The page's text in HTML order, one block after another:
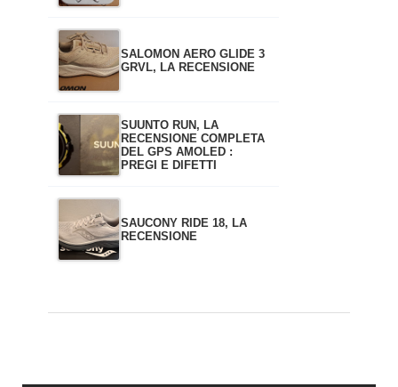
SALOMON AERO GLIDE 3
GRVL, LA RECENSIONE
SUUNTO RUN, LA
RECENSIONE COMPLETA
DEL GPS AMOLED :
PREGI E DIFETTI
SAUCONY RIDE 18, LA
RECENSIONE